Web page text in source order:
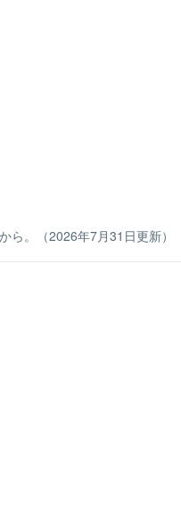
ら。（2026年7月31日更新）